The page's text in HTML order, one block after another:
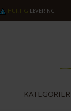
HURTIG LEVERING
KATEGORIER